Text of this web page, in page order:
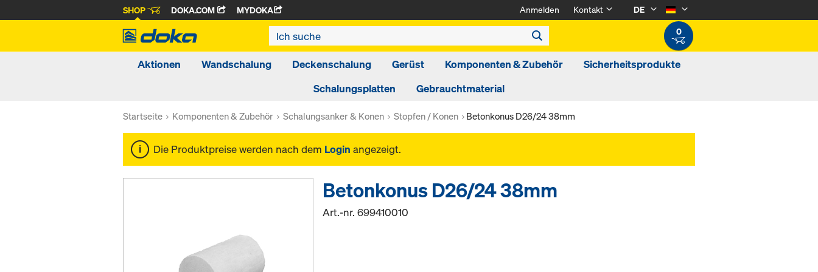
SHOP DOKA.COM MYDOKA Anmelden Kontakt
DE
0
Aktionen Wandschalung Deckenschalung Gerüst Komponenten & Zubehör
Sicherheitsprodukte
Schalungsplatten
Gebrauchtmaterial
Startseite Komponenten & Zubehör Schalungsanker & Konen Stopfen / Konen Betonkonus D26/24 38mm
Die Produktpreise werden nach dem Login angezeigt.
Betonkonus D26/24 38mm
Art.-nr.699410010